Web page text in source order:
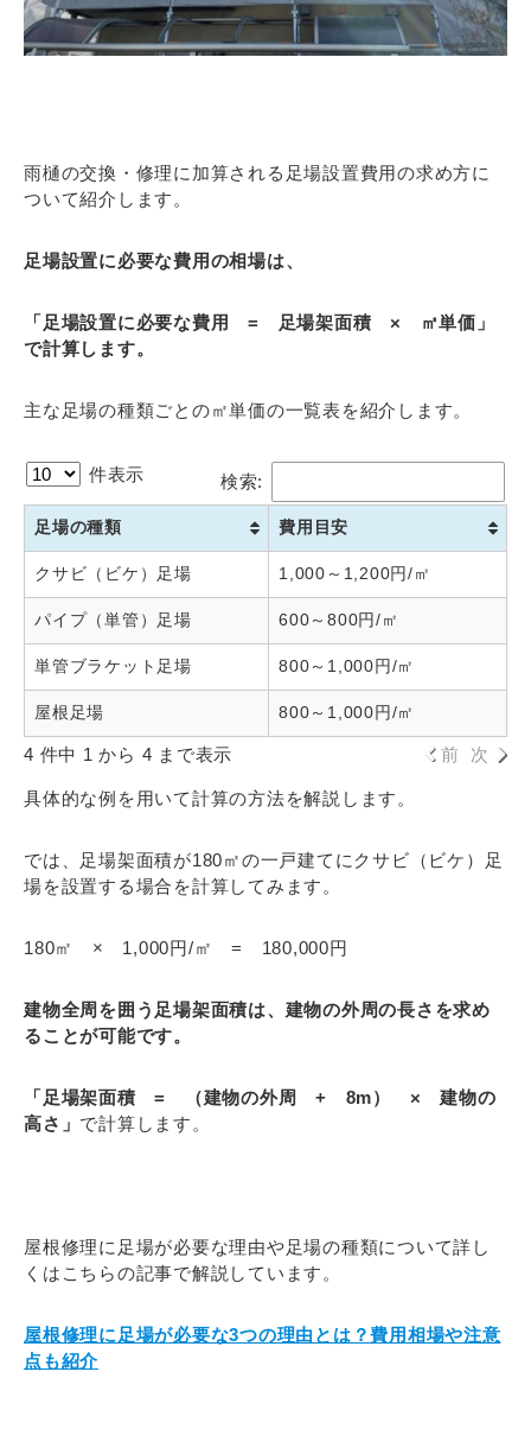
雨樋の交換・修理に加算される足場設置費用の求め方に
ついて紹介します。
足場設置に必要な費用の相場は、
「足場設置に必要な費用 = 足場架面積 × ㎡単価」
で計算します。
主な足場の種類ごとの㎡単価の一覧表を紹介します。
件表示 検索:
足場の種類 費用目安
クサビ（ビケ）足場 1,000～1,200円/㎡
パイプ（単管）足場 600～800円/㎡
単管ブラケット足場 800～1,000円/㎡
屋根足場 800～1,000円/㎡
4 件中 1 から 4 まで表示 前 次
具体的な例を用いて計算の方法を解説します。
では、足場架面積が180㎡の一戸建てにクサビ（ビケ）足
場を設置する場合を計算してみます。
180㎡ × 1,000円/㎡ = 180,000円
建物全周を囲う足場架面積は、建物の外周の長さを求め
ることが可能です。
「足場架面積 = （建物の外周 + 8m） × 建物の
高さ」 で計算します。
屋根修理に足場が必要な理由や足場の種類について詳し
くはこちらの記事で解説しています。
屋根修理に足場が必要な3つの理由とは？費用相場や注意
点も紹介